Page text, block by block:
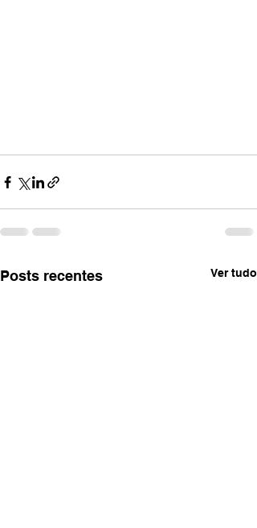
Posts recentes Ver tudo